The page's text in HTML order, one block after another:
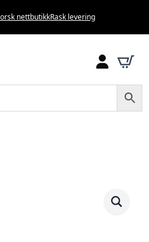
nettbutikkRask levering